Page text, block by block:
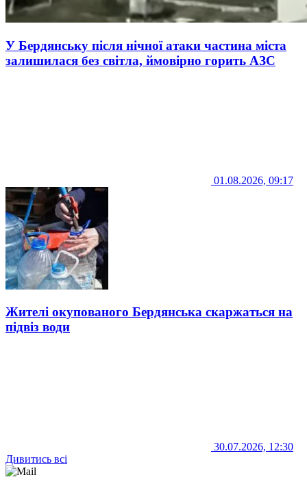
У Бердянську після нічної атаки частина міста
залишилася без світла, ймовірно горить АЗС
01.08.2026, 09:17
Жителі окупованого Бердянська скаржаться на
підвіз води
30.07.2026, 12:30
Дивитись всі